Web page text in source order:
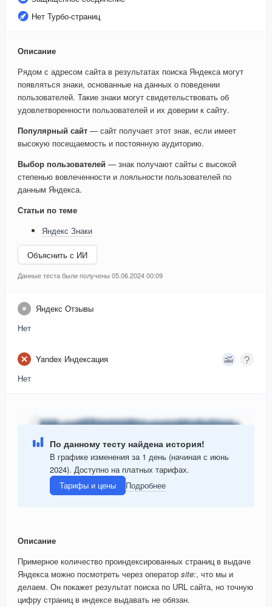
Нет Турбо-страниц
Описание
Рядом с адресом сайта в результатах поиска Яндекса могут
появляться знаки, основанные на данных о поведении
пользователей. Такие знаки могут свидетельствовать об
удовлетворенности пользователей и их доверии к сайту.
Популярный сайт — сайт получает этот знак, если имеет
высокую посещаемость и постоянную аудиторию.
Выбор пользователей — знак получают сайты с высокой
степенью вовлеченности и лояльности пользователей по
данным Яндекса.
Статьи по теме
Яндекс Знаки
Объяснить с ИИ
Данные теста были получены 05.06.2024 00:09
Яндекс Отзывы
Нет
Yandex Индексация
Нет
По данному тесту найдена история!
В графике изменения за 1 день (начиная с июнь
2024). Доступно на платных тарифах.
Тарифы и цены
Подробнее
Описание
Примерное количество проиндексированных страниц в выдаче
Яндекса можно посмотреть через оператор site:, что мы и
делаем. Он покажет результат поиска по URL сайта, но точную
цифру страниц в индексе выдавать не обязан.